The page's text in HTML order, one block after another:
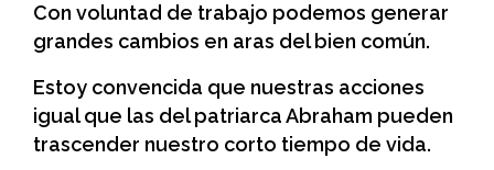
Con voluntad de trabajo podemos generar
grandes cambios en aras del bien común.
Estoy convencida que nuestras acciones
igual que las del patriarca Abraham pueden
trascender nuestro corto tiempo de vida.